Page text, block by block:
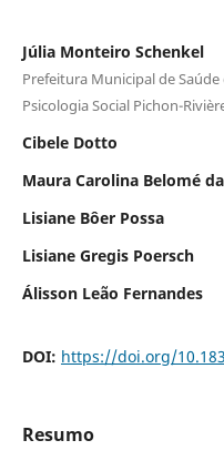
Júlia Monteiro Schenkel
Prefeitura Municipal de
Psicologia Social Pichon-
Cibele Dotto
Maura Carolina Belomé
Lisiane Bôer Possa
Lisiane Gregis Poersch
Álisson Leão Fernandes
DOI: https://doi.org/
Resumo